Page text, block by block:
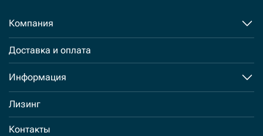
Компания
Доставка и оплата
Информация
Лизинг
Контакты